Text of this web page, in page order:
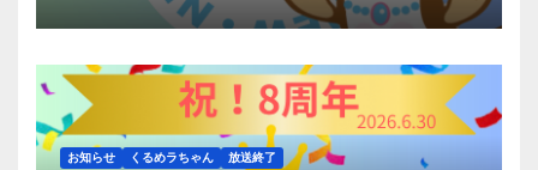
お知らせ くるめラちゃん 放送終了